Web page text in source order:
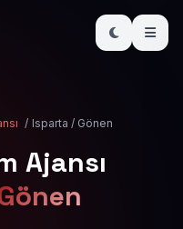
/ Isparta / Gönen
Ajansı